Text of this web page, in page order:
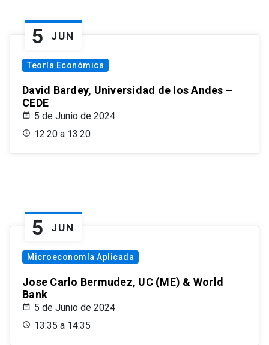
5 JUN
Teoría Económica
David Bardey, Universidad de los Andes –
CEDE
5 de Junio de 2024
12:20 a 13:20
5 JUN
Microeconomía Aplicada
Jose Carlo Bermudez, UC (ME) & World
Bank
5 de Junio de 2024
13:35 a 14:35